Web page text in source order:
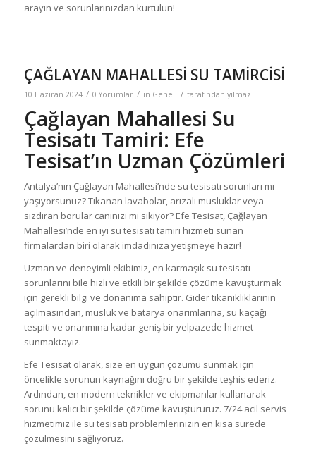
arayın ve sorunlarınızdan kurtulun!
ÇAĞLAYAN MAHALLESİ SU TAMİRCİSİ
10 Haziran 2024 / 0 Yorumlar / in Genel / tarafından yilmaz
Çağlayan Mahallesi Su
Tesisatı Tamiri: Efe
Tesisat’ın Uzman Çözümleri
Antalya’nın Çağlayan Mahallesi’nde su tesisatı sorunları mı
yaşıyorsunuz? Tıkanan lavabolar, arızalı musluklar veya
sızdıran borular canınızı mı sıkıyor? Efe Tesisat, Çağlayan
Mahallesi’nde en iyi su tesisatı tamiri hizmeti sunan
firmalardan biri olarak imdadınıza yetişmeye hazır!
Uzman ve deneyimli ekibimiz, en karmaşık su tesisatı
sorunlarını bile hızlı ve etkili bir şekilde çözüme kavuşturmak
için gerekli bilgi ve donanıma sahiptir. Gider tıkanıklıklarının
açılmasından, musluk ve batarya onarımlarına, su kaçağı
tespiti ve onarımına kadar geniş bir yelpazede hizmet
sunmaktayız.
Efe Tesisat olarak, size en uygun çözümü sunmak için
öncelikle sorunun kaynağını doğru bir şekilde teşhis ederiz.
Ardından, en modern teknikler ve ekipmanlar kullanarak
sorunu kalıcı bir şekilde çözüme kavuştururuz. 7/24 acil servis
hizmetimiz ile su tesisatı problemlerinizin en kısa sürede
çözülmesini sağlıyoruz.